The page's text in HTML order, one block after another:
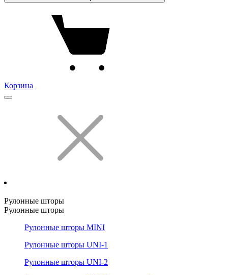
Корзина
Рулонные шторы
Рулонные шторы
Рулонные шторы MINI
Рулонные шторы UNI-1
Рулонные шторы UNI-2